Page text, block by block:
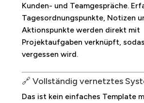
Kunden- und Teamgespräche.
Tagesordnungspunkte, Notizen
Aktionspunkte werden direkt mit
Projektaufgaben verknüpft,
vergessen wird.
🔗 Vollständig vernetztes
Das ist kein einfaches Template